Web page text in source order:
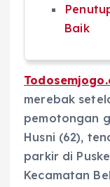
Baik
merebak
pemotongan
Husni (62),
parkir di
Kecamatan